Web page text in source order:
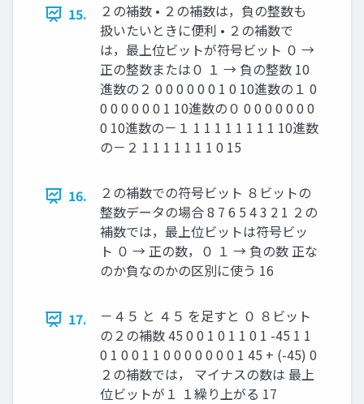
15.
２の補数 • ２の補数は，負の整数も
扱いたいときに便利 • ２の補数で
は，最上位ビットが符号ビット ０ →
正の整数または０ １ → 負の整数 10
進数の２ 0 0 0 0 0 0 1 0 10進数の１ 0
0 0 0 0 0 0 1 10進数の０ 0 0 0 0 0 0 0
0 10進数の－１ 1 1 1 1 1 1 1 1 10進数
の－２ 1 1 1 1 1 1 1 0 15
16.
２の補数での符号ビット ８ビットの
整数データの場合 8 7 6 5 4 3 2 1 ２の
補数では，最上位ビットは符号ビッ
ト ０ → 正の数，０ １ → 負の数 正な
のか負なのかの区別に使う 16
17.
－４５ と ４５ を足すと ０ ８ビット
の２の補数 45 0 0 1 0 1 1 0 1 -45 1 1
0 1 0 0 1 1 0 0 0 0 0 0 0 1 45 + (-45) 0
２の補数では， マイナスの数は 最上
位ビットが１ １繰り上がる 17